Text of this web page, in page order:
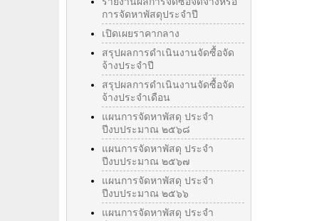
การจัดหาพัสดุประจําปี
เปิดเผยราคากลาง
สรุปผลการดำเนินงานจัดซื้อจัด
จ้างประจำปี
สรุปผลการดำเนินงานจัดซื้อจัด
จ้างประจำเดือน
แผนการจัดหาพัสดุ ประจำ
ปีงบประมาณ ๒๕๖๘
แผนการจัดหาพัสดุ ประจำ
ปีงบประมาณ ๒๕๖๗
แผนการจัดหาพัสดุ ประจำ
ปีงบประมาณ ๒๕๖๖
แผนการจัดหาพัสดุ ประจำ